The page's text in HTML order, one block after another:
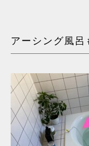
アーシング風呂